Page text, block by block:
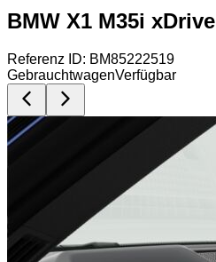
BMW X1 M35i xDrive
Referenz ID: BM85222519
GebrauchtwagenVerfügbar